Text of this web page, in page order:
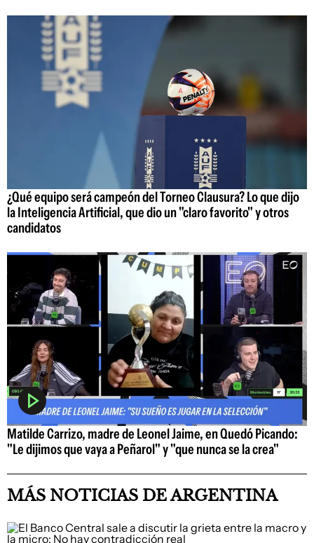
¿Qué equipo será campeón del Torneo Clausura? Lo que dijo
la Inteligencia Artificial, que dio un "claro favorito" y otros
candidatos
Matilde Carrizo, madre de Leonel Jaime, en Quedó Picando:
"Le dijimos que vaya a Peñarol" y "que nunca se la crea"
MÁS NOTICIAS DE ARGENTINA